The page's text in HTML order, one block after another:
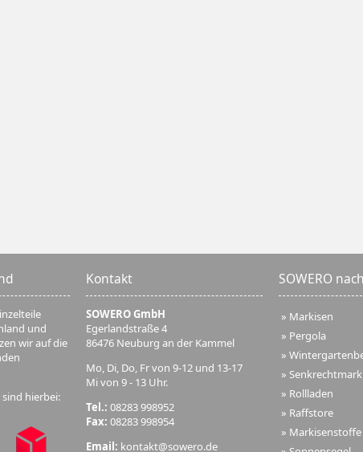
und
wir auf die
hierbei:
Kontakt
SOWERO GmbH
Egerlandstraße 4
86476 Neuburg an der Kammel
Mo, Di, Do, Fr von 9-12 und 13-17
Mi von 9 - 13 Uhr.
Tel.: 08283 998952
Fax: 08283 998954
Email: kontakt@sowero.de
SOWERO
» Markisen
» Pergola
»
»
» Rollladen
» Raffstore
» Markisenstoffe